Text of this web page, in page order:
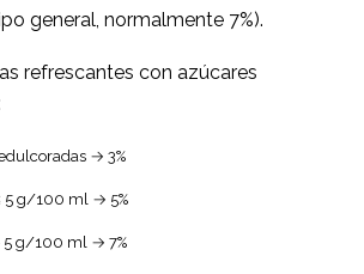
general, normalmente 7%).
refrescantes con azúcares
→ 3%
5 g/100 ml → 5%
5 g/100 ml → 7%